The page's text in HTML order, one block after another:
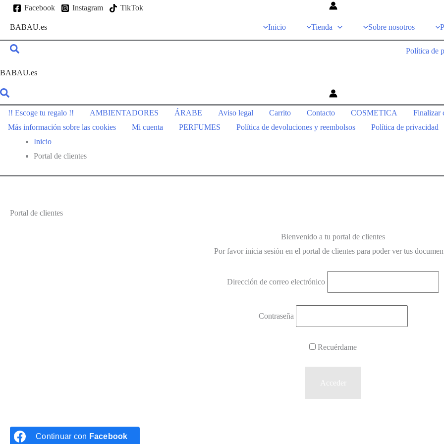
Facebook Instagram TikTok
BABAU.es Inicio Tienda Sobre nosotros
Política de
BABAU.es
!! Escoge tu regalo !! AMBIENTADORES ÁRABE Aviso legal Carrito Contacto COSMETICA
Finalizar
Más información sobre las cookies
Mi cuenta PERFUMES Política de devoluciones y reembolsos
Política de privacidad
Inicio
Portal de clientes
Portal de clientes
Bienvenido a tu portal de clientes
Por favor inicia sesión en el portal de clientes para poder ver tus
Dirección de correo electrónico
Contraseña
Recuérdame
Continuar con Facebook